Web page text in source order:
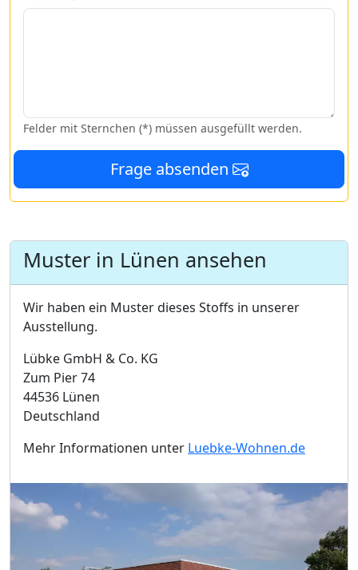
Felder mit Sternchen (*) müssen ausgefüllt werden.
Frage absenden
Muster in Lünen ansehen
Wir haben ein Muster dieses Stoffs in unserer
Ausstellung.
Lübke GmbH & Co. KG
Zum Pier 74
44536 Lünen
Deutschland
Mehr Informationen unter Luebke-Wohnen.de